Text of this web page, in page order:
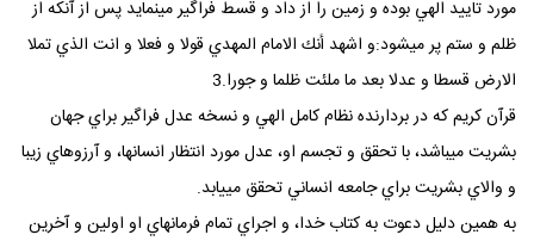
مورد تاييد الهي بوده و زمين را از داد و قسط فراگير مينمايد پس از آنكه از
ظلم و ستم پر ميشود:و اشهد أنك الامام المهدي قولا و فعلا و انت الذي تملا
الارض قسطا و عدلا بعد ما ملئت ظلما و جورا.3
قرآن كريم كه در بردارنده نظام كامل الهي و نسخه عدل فراگير براي جهان
بشريت ميباشد، با تحقق و تجسم او، عدل مورد انتظار انسانها، و آرزوهاي زيبا
و والاي بشريت براي جامعه انساني تحقق مييابد.
به همين دليل دعوت به كتاب خدا، و اجراي تمام فرمانهاي او اولين و آخرين